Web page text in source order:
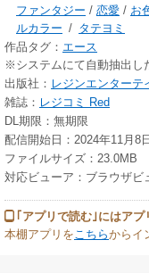
ファンタジー / 恋愛 / お
ルカラー / タテヨミ
作品タグ： エース
※システムにて自動抽出し
出版社： レジンエンターテ
雑誌： レジコミ Red
DL期限：無期限
配信開始日：2024年11月8日
ファイルサイズ：23.0MB
対応ビューア：ブラウザビ
｢アプリで読む｣にはア
本棚アプリを こちらからイ